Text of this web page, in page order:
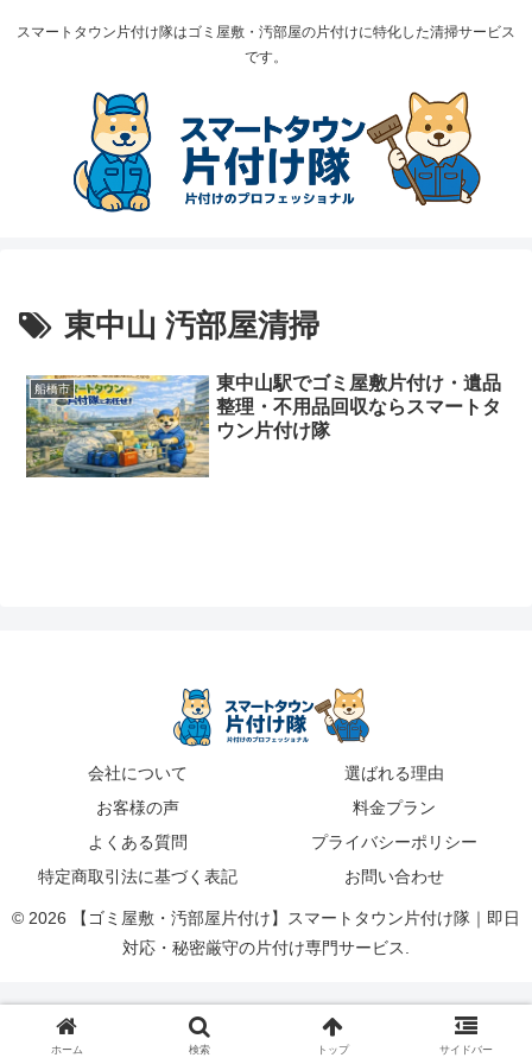
スマートタウン片付け隊はゴミ屋敷・汚部屋の片付けに特化した清掃サービス
です。
東中山 汚部屋清掃
船橋市
東中山駅でゴミ屋敷片付け・遺品
整理・不用品回収ならスマートタ
ウン片付け隊
会社について
選ばれる理由
お客様の声
料金プラン
よくある質問
プライバシーポリシー
特定商取引法に基づく表記
お問い合わせ
© 2026 【ゴミ屋敷・汚部屋片付け】スマートタウン片付け隊｜即日
対応・秘密厳守の片付け専門サービス.
ホーム 検索 トップ サイドバー